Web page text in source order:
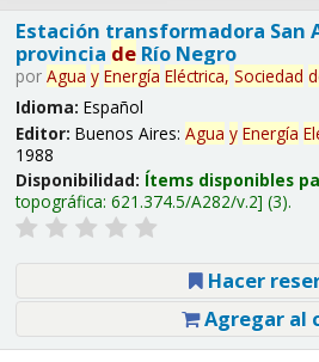
Estación transformadora San
provincia deRío Negro
por Agua y Energía Eléctrica, Sociedad
Idioma: Español
Editor: Buenos Aires: Agua y Energía
1988
Disponibilidad: Ítems disponibles
topográfica: 621.374.5/A282/v.2 (3).
Hacer
Agregar al